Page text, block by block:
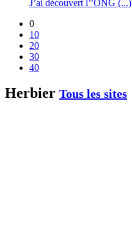
J’ai découvert l’’ONG (...)
0
10
20
30
40
Herbier Tous les sites